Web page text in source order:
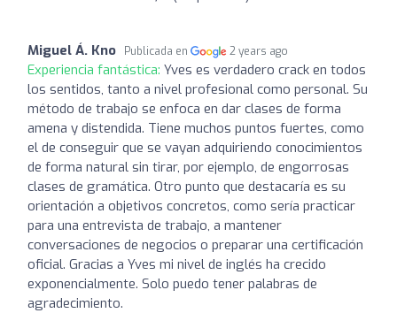
Miguel Á. Kno Publicada en 2 years ago
Experiencia fantástica: Yves es verdadero crack en todos
los sentidos, tanto a nivel profesional como personal. Su
método de trabajo se enfoca en dar clases de forma
amena y distendida. Tiene muchos puntos fuertes, como
el de conseguir que se vayan adquiriendo conocimientos
de forma natural sin tirar, por ejemplo, de engorrosas
clases de gramática. Otro punto que destacaría es su
orientación a objetivos concretos, como sería practicar
para una entrevista de trabajo, a mantener
conversaciones de negocios o preparar una certificación
oficial. Gracias a Yves mi nivel de inglés ha crecido
exponencialmente. Solo puedo tener palabras de
agradecimiento.